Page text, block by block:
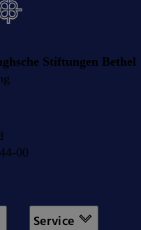
Stiftungen Bethel
00
Service